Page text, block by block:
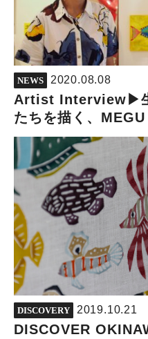
NEWS 2020.08.08
Artist Interview▶︎
たちを描く、
DISCOVERY 2019.10.21
DISCOVER